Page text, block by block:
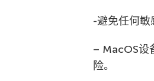
-避免任何敏
– MacOS设
险。